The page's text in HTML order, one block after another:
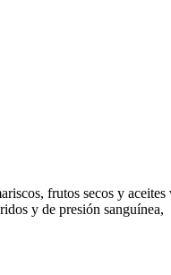
frutos secos y
y de presión sanguínea,